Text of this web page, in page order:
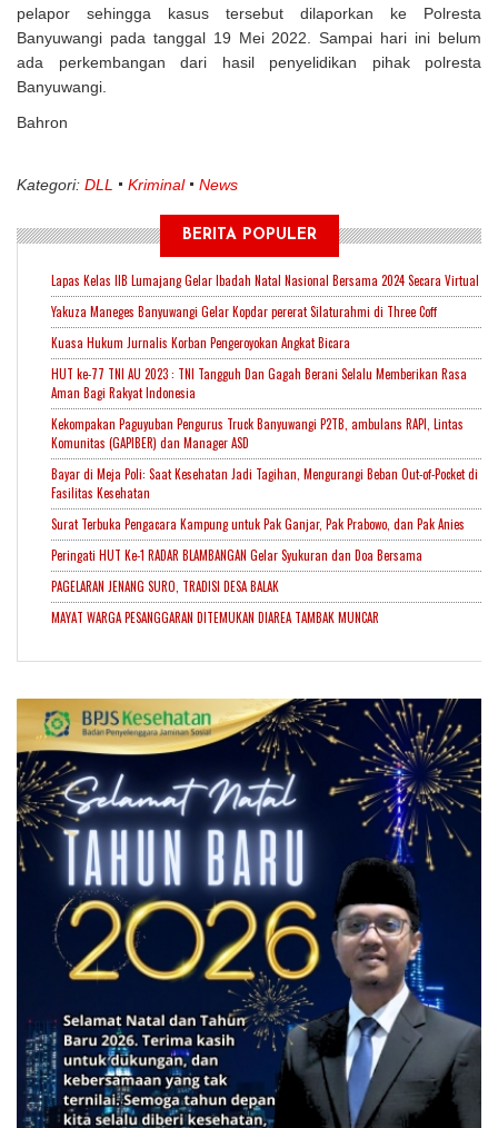
pelapor sehingga kasus tersebut dilaporkan ke Polresta
Banyuwangi pada tanggal 19 Mei 2022. Sampai hari ini belum
ada perkembangan dari hasil penyelidikan pihak polresta
Banyuwangi.
Bahron
Kategori: DLL Kriminal News
BERITA POPULER
Lapas Kelas IIB Lumajang Gelar Ibadah Natal Nasional Bersama 2024 Secara Virtual
Yakuza Maneges Banyuwangi Gelar Kopdar pererat Silaturahmi di Three Coff
Kuasa Hukum Jurnalis Korban Pengeroyokan Angkat Bicara
HUT ke-77 TNI AU 2023 : TNI Tangguh Dan Gagah Berani Selalu Memberikan Rasa
Aman Bagi Rakyat Indonesia
Kekompakan Paguyuban Pengurus Truck Banyuwangi P2TB, ambulans RAPI, Lintas
Komunitas (GAPIBER) dan Manager ASD
Bayar di Meja Poli: Saat Kesehatan Jadi Tagihan, Mengurangi Beban Out-of-Pocket di
Fasilitas Kesehatan
Surat Terbuka Pengacara Kampung untuk Pak Ganjar, Pak Prabowo, dan Pak Anies
Peringati HUT Ke-1 RADAR BLAMBANGAN Gelar Syukuran dan Doa Bersama
PAGELARAN JENANG SURO, TRADISI DESA BALAK
MAYAT WARGA PESANGGARAN DITEMUKAN DIAREA TAMBAK MUNCAR